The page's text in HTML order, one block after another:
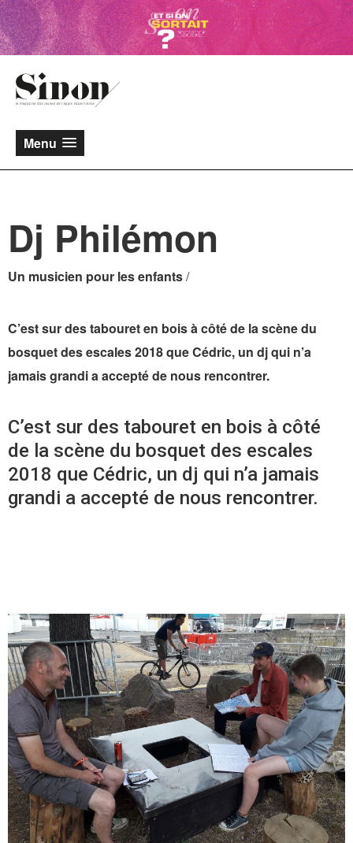
Menu
Dj Philémon
Un musicien pour les enfants/
C’est sur des tabouret en bois à côté de la scène du
bosquet des escales 2018 que Cédric, un dj qui n’a
jamais grandi a accepté de nous rencontrer.
C’est sur des tabouret en bois à côté
de la scène du bosquet des escales
2018 que Cédric, un dj qui n’a jamais
grandi a accepté de nous rencontrer.